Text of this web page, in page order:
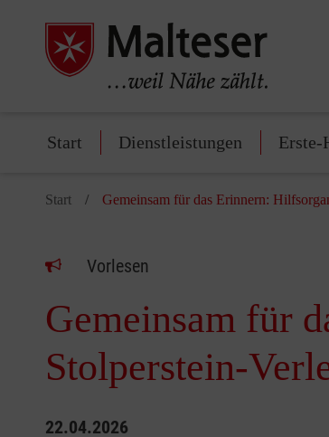
Start Dienstleistungen
Start Gemeinsam für das Erinnern:
Vorlesen
Gemeinsam für
Stolperstein-
22.04.2026